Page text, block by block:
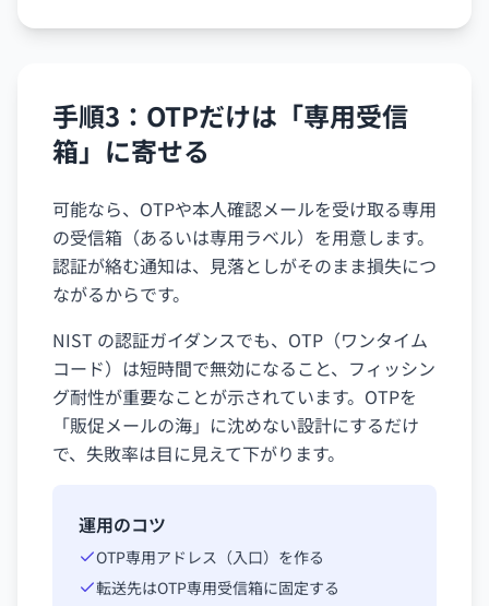
手順3：OTPだけは「専用受信
箱」に寄せる
可能なら、OTPや本人確認メールを受け取る専用
の受信箱（あるいは専用ラベル）を用意します。
認証が絡む通知は、見落としがそのまま損失につ
ながるからです。
NIST の認証ガイダンスでも、OTP（ワンタイム
コード）は短時間で無効になること、フィッシン
グ耐性が重要なことが示されています。OTPを
「販促メールの海」に沈めない設計にするだけ
で、失敗率は目に見えて下がります。
運用のコツ
OTP専用アドレス（入口）を作る
転送先はOTP専用受信箱に固定する